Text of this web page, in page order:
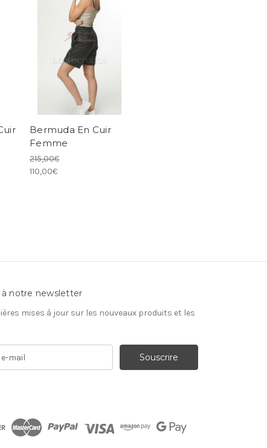
Bermuda En Cuir
Femme
215,00€
110,00€
à notre newsletter
mises à jour sur les nouveaux produits et les